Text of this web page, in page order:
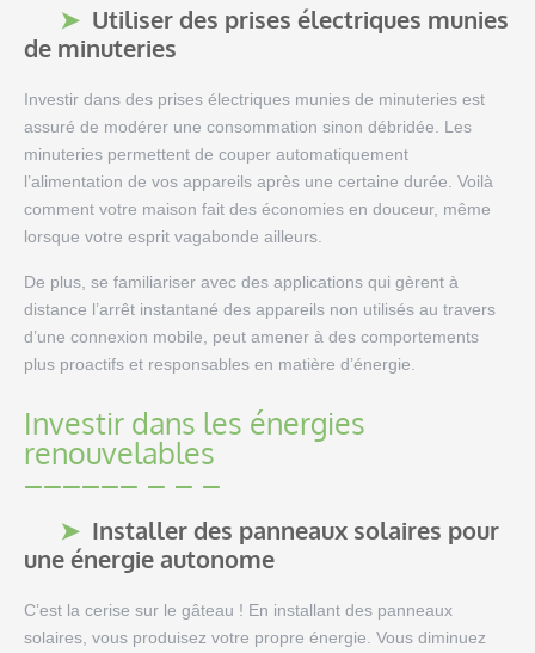
Utiliser des prises électriques munies
de minuteries
Investir dans des prises électriques munies de minuteries est
assuré de modérer une consommation sinon débridée. Les
minuteries permettent de couper automatiquement
l’alimentation de vos appareils après une certaine durée. Voilà
comment votre maison fait des économies en douceur, même
lorsque votre esprit vagabonde ailleurs.
De plus, se familiariser avec des applications qui gèrent à
distance l’arrêt instantané des appareils non utilisés au travers
d’une connexion mobile, peut amener à des comportements
plus proactifs et responsables en matière d’énergie.
Investir dans les énergies
renouvelables
Installer des panneaux solaires pour
une énergie autonome
C’est la cerise sur le gâteau ! En installant des panneaux
solaires, vous produisez votre propre énergie. Vous diminuez